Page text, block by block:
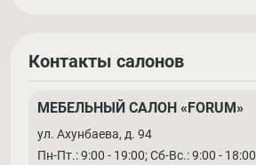
Контакты салонов
МЕБЕЛЬНЫЙ САЛОН «FORUM»
ул. Ахунбаева, д. 94
Пн-Пт.: 9:00 - 19:00; Cб-Вс.: 9:00 - 18:00